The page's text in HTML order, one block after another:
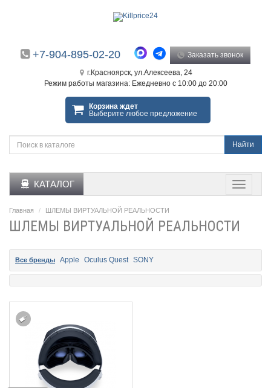
+7-904-895-02-20 Заказать звонок
г.Красноярск, ул.Алексеева, 24
Режим работы магазина: Ежедневно с 10:00 до 20:00
Корзина ждет
Выберите любое предложение
Найти
КАТАЛОГ
Главная ШЛЕМЫ ВИРТУАЛЬНОЙ РЕАЛЬНОСТИ
ШЛЕМЫ ВИРТУАЛЬНОЙ РЕАЛЬНОСТИ
Все бренды Apple Oculus Quest SONY